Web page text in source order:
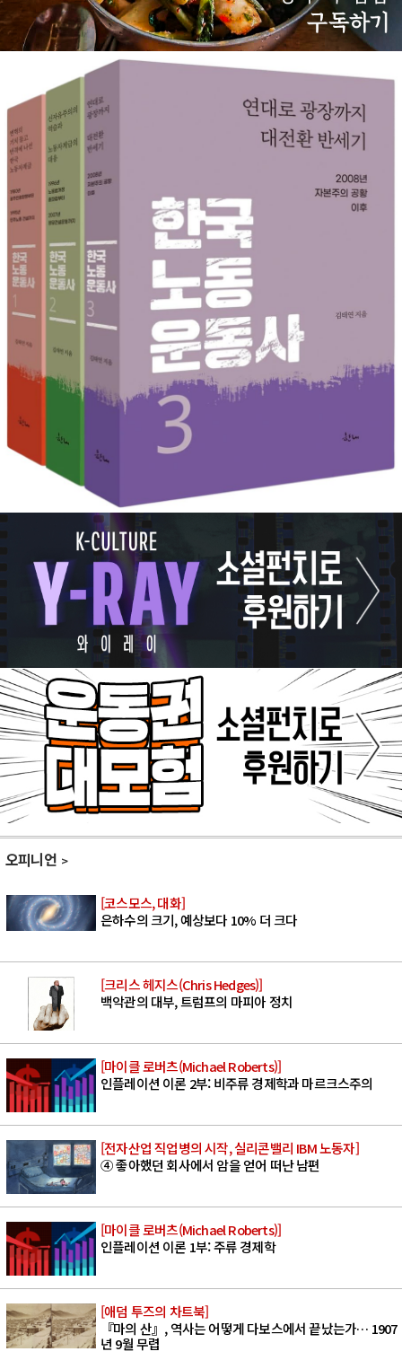
오피니언
[코스모스, 대화]
은하수의 크기, 예상보다 10% 더 크다
[크리스 헤지스(Chris Hedges)]
백악관의 대부, 트럼프의 마피아 정치
[마이클 로버츠(Michael Roberts)]
인플레이션 이론 2부: 비주류 경제학과 마르크스주의
[전자산업 직업병의 시작, 실리콘밸리 IBM 노동자]
④ 좋아했던 회사에서 암을 얻어 떠난 남편
[마이클 로버츠(Michael Roberts)]
인플레이션 이론 1부: 주류 경제학
[애덤 투즈의 차트북]
『마의 산』, 역사는 어떻게 다보스에서 끝났는가… 1907
년 9월 무렵